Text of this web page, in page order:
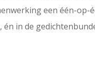
een één-
én in de